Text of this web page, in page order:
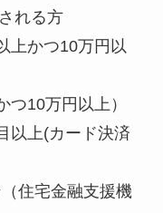
れる方
かつ10万円以
10万円以上）
上(カード決済
住宅金融支援機